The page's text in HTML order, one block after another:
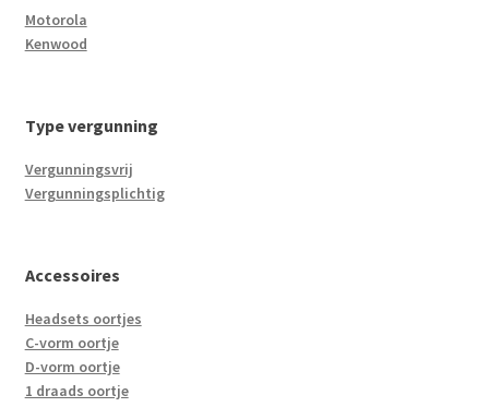
Motorola
Kenwood
Type vergunning
Vergunningsvrij
Vergunningsplichtig
Accessoires
Headsets oortjes
C-vorm oortje
D-vorm oortje
1 draads oortje